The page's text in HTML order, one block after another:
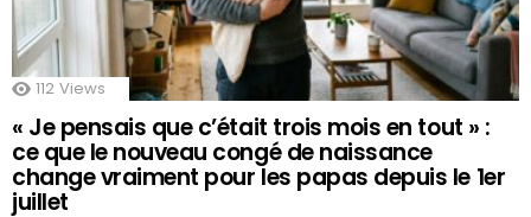
112 Views
« Je pensais que c’était trois mois en tout » :
ce que le nouveau congé de naissance
change vraiment pour les papas depuis le 1er
juillet